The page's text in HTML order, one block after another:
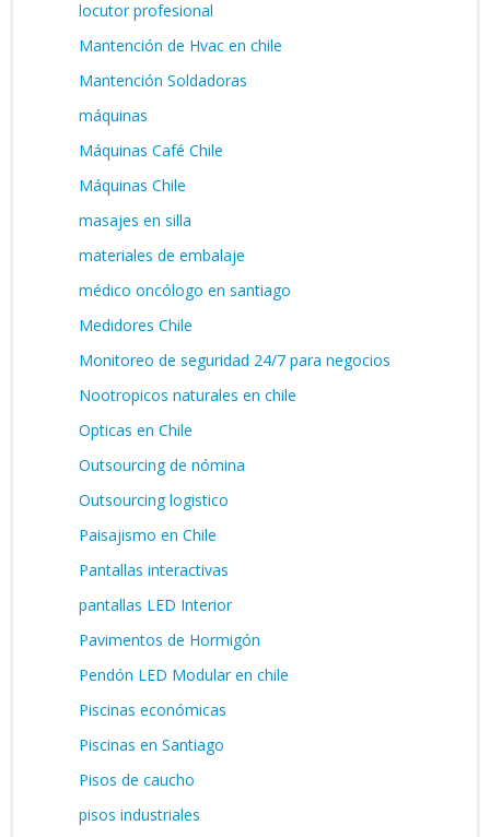
locutor profesional
Mantención de Hvac en chile
Mantención Soldadoras
máquinas
Máquinas Café Chile
Máquinas Chile
masajes en silla
materiales de embalaje
médico oncólogo en santiago
Medidores Chile
Monitoreo de seguridad 24/7 para negocios
Nootropicos naturales en chile
Opticas en Chile
Outsourcing de nómina
Outsourcing logistico
Paisajismo en Chile
Pantallas interactivas
pantallas LED Interior
Pavimentos de Hormigón
Pendón LED Modular en chile
Piscinas económicas
Piscinas en Santiago
Pisos de caucho
pisos industriales